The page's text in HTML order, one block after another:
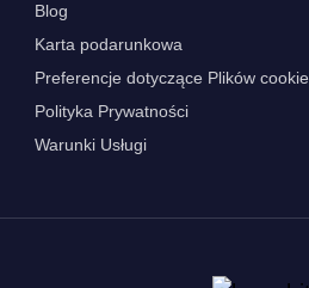
Blog
Karta podarunkowa
Preferencje dotyczące Plików cookie
Polityka Prywatności
Warunki Usługi